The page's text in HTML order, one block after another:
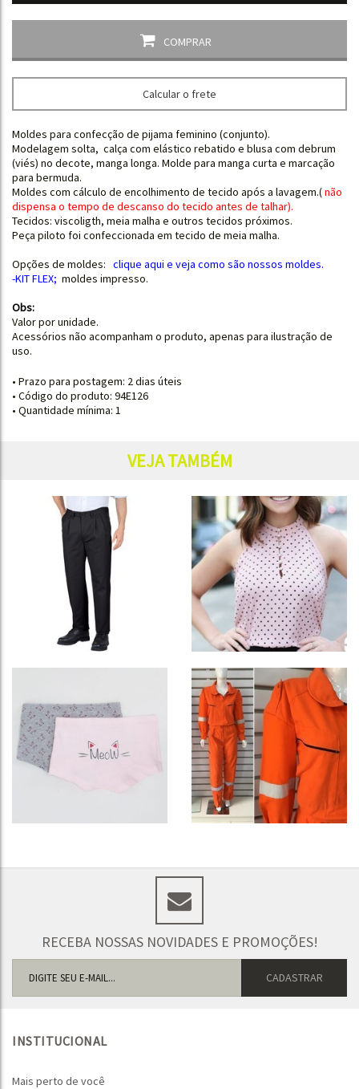
COMPRAR
Calcular o frete
Moldes para confecção de pijama feminino (conjunto).
Modelagem solta, calça com elástico rebatido e blusa com debrum
(viés) no decote, manga longa. Molde para manga curta e marcação
para bermuda.
Moldes com cálculo de encolhimento de tecido após a lavagem.(não
dispensa o tempo de descanso do tecido antes de talhar).
Tecidos: viscoligth, meia malha e outros tecidos próximos.
Peça piloto foi confeccionada em tecido de meia malha.
Opções de moldes: clique aqui e veja como são nossos moldes.
-KIT FLEX; moldes impresso.
Obs:
Valor por unidade.
Acessórios não acompanham o produto, apenas para ilustração de
uso.
• Prazo para postagem: 2 dias úteis
• Código do produto: 94E126
• Quantidade mínima: 1
VEJA TAMBÉM
RECEBA NOSSAS NOVIDADES E PROMOÇÕES!
INSTITUCIONAL
Mais perto de você